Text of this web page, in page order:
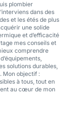
plombier
dans des
et les étés de plus
une solide
et d’efficacité
mes conseils et
comprendre
solutions durables,
Mon objectif :
à tous, tout en
au cœur de mon